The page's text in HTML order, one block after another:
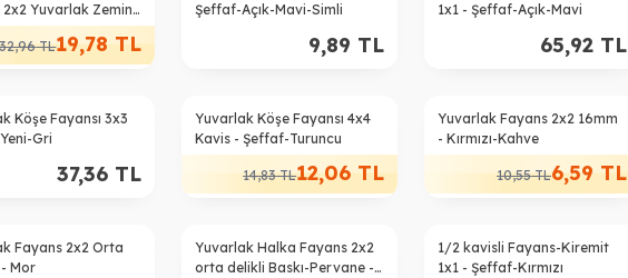
2x2 Yuvarlak Zemin
32,96TL19,78 TL
Şeffaf-Açık-Mavi-Simli
9,89 TL
1x1 - Şeffaf-Açık-Mavi
65,92 TL
Köşe Fayansı 3x3
Gri
37,36 TL
%19
Yuvarlak Köşe Fayansı 4x4
Kavis - Şeffaf-Turuncu
14,83TL12,06 TL
%38
Yuvarlak Fayans 2x2 16mm
- Kırmızı-Kahve
10,55TL6,59 TL
Fayans 2x2 Orta
- Mor
%38
Yuvarlak Halka Fayans 2x2
orta delikli Baskı-Pervane -
1/2 kavisli Fayans-Kiremit
1x1 - Şeffaf-Kırmızı